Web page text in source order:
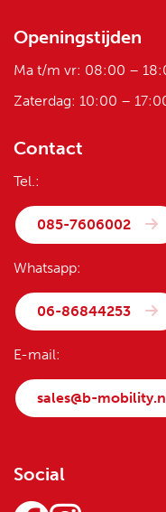
Openingstijden
Ma t/m vr: 08:00 –
Zaterdag: 10:00 –
Contact
Tel.:
085-7606002
Whatsapp:
06-86844253
E-mail:
sales@b-
Social